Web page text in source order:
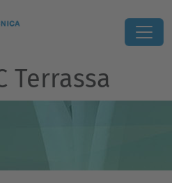
Terrassa